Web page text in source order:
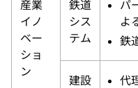
産業
イノ
ベー
ショ
ン
鉄道
シス
テム
パ
よ
鉄
建設
代